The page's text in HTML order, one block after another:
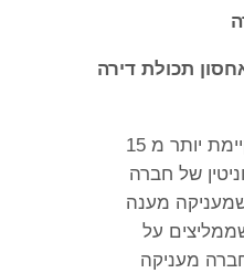
תכולת דירה
אחסון והובלות כאן קיימת יותר מ 15
של חברה
שמעניקה מענה
על
מעניקה